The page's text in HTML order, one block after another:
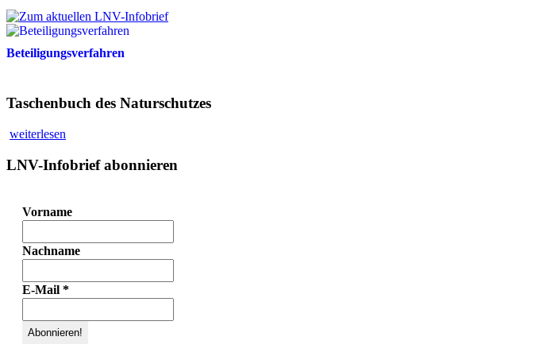
Beteiligungsverfahren
Taschenbuch des Naturschutzes
weiterlesen
LNV-Infobrief abonnieren
Vorname
Nachname
E-Mail *